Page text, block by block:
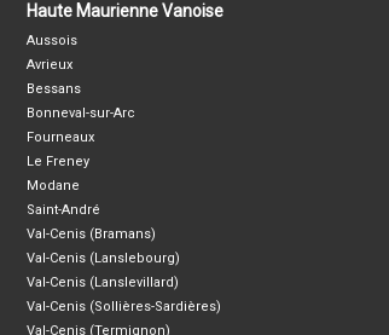
Haute Maurienne Vanoise
Aussois
Avrieux
Bessans
Bonneval-sur-Arc
Fourneaux
Le Freney
Modane
Saint-André
Val-Cenis (Bramans)
Val-Cenis (Lanslebourg)
Val-Cenis (Lanslevillard)
Val-Cenis (Sollières-Sardières)
Val-Cenis (Termignon)